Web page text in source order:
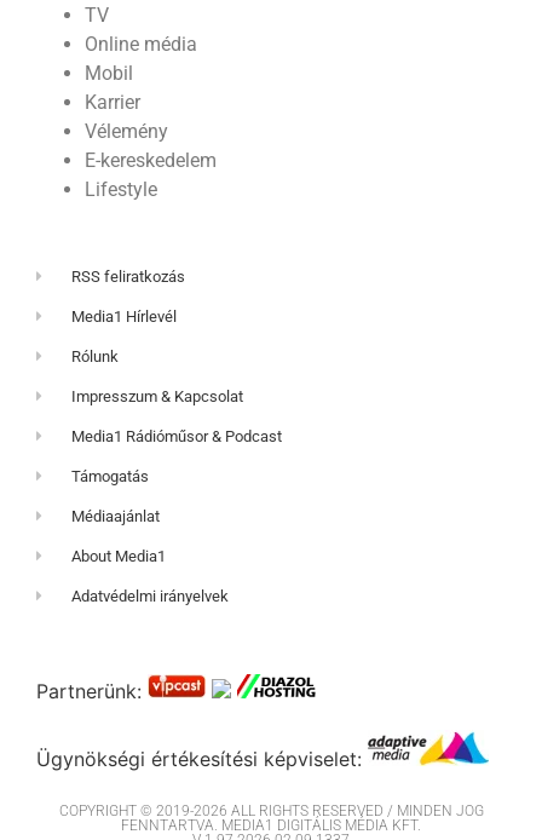
TV
Online média
Mobil
Karrier
Vélemény
E-kereskedelem
Lifestyle
RSS feliratkozás
Media1 Hírlevél
Rólunk
Impresszum & Kapcsolat
Media1 Rádióműsor & Podcast
Támogatás
Médiaajánlat
About Media1
Adatvédelmi irányelvek
Partnerünk:
Ügynökségi értékesítési képviselet:
COPYRIGHT © 2019-2026 ALL RIGHTS RESERVED / MINDEN JOG
FENNTARTVA. MEDIA1 DIGITÁLIS MÉDIA KFT.